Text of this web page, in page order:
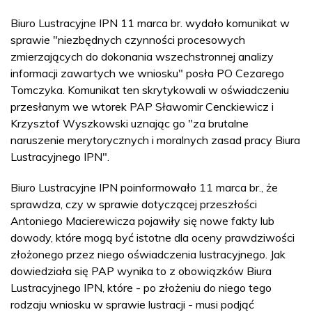
Biuro Lustracyjne IPN 11 marca br. wydało komunikat w
sprawie "niezbędnych czynności procesowych
zmierzających do dokonania wszechstronnej analizy
informacji zawartych we wniosku" posła PO Cezarego
Tomczyka. Komunikat ten skrytykowali w oświadczeniu
przesłanym we wtorek PAP Sławomir Cenckiewicz i
Krzysztof Wyszkowski uznając go "za brutalne
naruszenie merytorycznych i moralnych zasad pracy Biura
Lustracyjnego IPN".
Biuro Lustracyjne IPN poinformowało 11 marca br., że
sprawdza, czy w sprawie dotyczącej przeszłości
Antoniego Macierewicza pojawiły się nowe fakty lub
dowody, które mogą być istotne dla oceny prawdziwości
złożonego przez niego oświadczenia lustracyjnego. Jak
dowiedziała się PAP wynika to z obowiązków Biura
Lustracyjnego IPN, które - po złożeniu do niego tego
rodzaju wniosku w sprawie lustracji - musi podjąć